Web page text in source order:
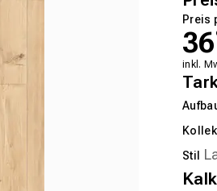
Preis
36
inkl.
Stil